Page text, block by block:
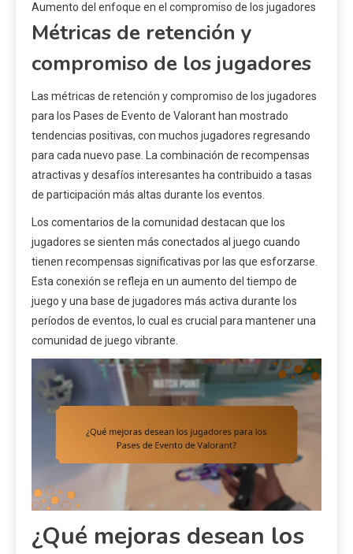
Aumento del enfoque en el compromiso de los jugadores
Métricas de retención y
compromiso de los jugadores
Las métricas de retención y compromiso de los jugadores
para los Pases de Evento de Valorant han mostrado
tendencias positivas, con muchos jugadores regresando
para cada nuevo pase. La combinación de recompensas
atractivas y desafíos interesantes ha contribuido a tasas
de participación más altas durante los eventos.
Los comentarios de la comunidad destacan que los
jugadores se sienten más conectados al juego cuando
tienen recompensas significativas por las que esforzarse.
Esta conexión se refleja en un aumento del tiempo de
juego y una base de jugadores más activa durante los
períodos de eventos, lo cual es crucial para mantener una
comunidad de juego vibrante.
¿Qué mejoras desean los